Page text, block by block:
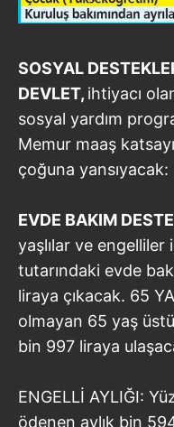
SOSYAL
DEVLET, ihtiyacı
sosyal yardım
Memur maaş
çoğuna yansıyacak:
EVDE BAKIM
yaşlılar ve
tutarındaki evde
liraya çıkacak. 65
olmayan 65 yaş
bin 997 liraya
ENGELLİ AYLIĞI:
ödenen aylık bin